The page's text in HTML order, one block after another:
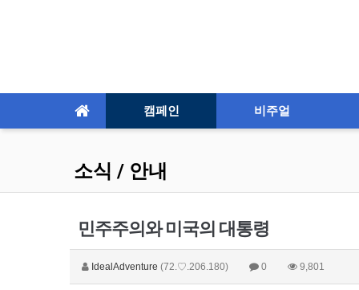
캠페인 비주얼
소식 / 안내
민주주의와 미국의 대통령
IdealAdventure (72.♡.206.180) 0 9,801